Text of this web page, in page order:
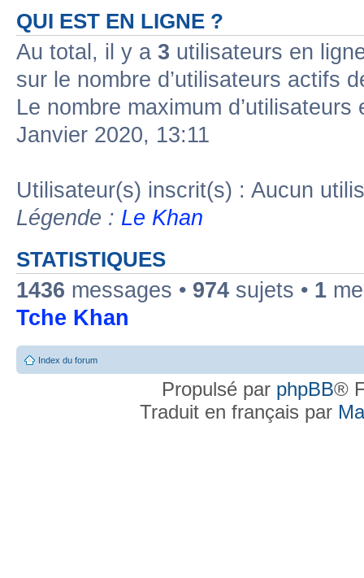
QUI EST EN LIGNE ?
Au total, il y a 3 utilisateurs en
sur le nombre d’utilisateurs actifs
Le nombre maximum
Janvier 2020, 13:11
Utilisateur(s) inscrit(s) : Aucun
Légende : Le Khan
STATISTIQUES
1436 messages • 974 sujets • 1
Tche Khan
Index du forum
Propulsé par phpBB®
Traduit en français par